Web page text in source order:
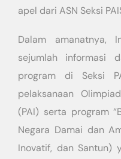
apel dari ASN Seksi
Dalam amanatnya,
sejumlah informasi
program di Seksi
pelaksanaan
(PAI) serta program
Negara Damai dan
Inovatif, dan Santun)